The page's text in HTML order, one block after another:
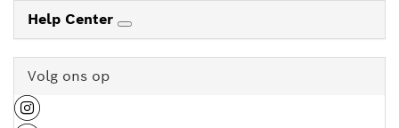
Help Center
Volg ons op